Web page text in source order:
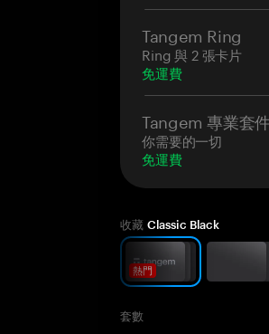
Tangem Ring
Ring 與 2 張卡片
免運費
Tangem 專業套
你需要的一切
免運費
收藏 Classic Black
熱門
套數